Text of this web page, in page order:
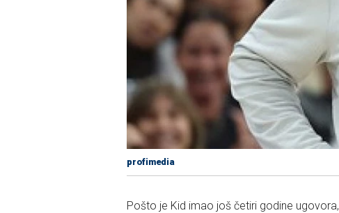
profimedia
Pošto je Kid imao još četiri godine ugovora,